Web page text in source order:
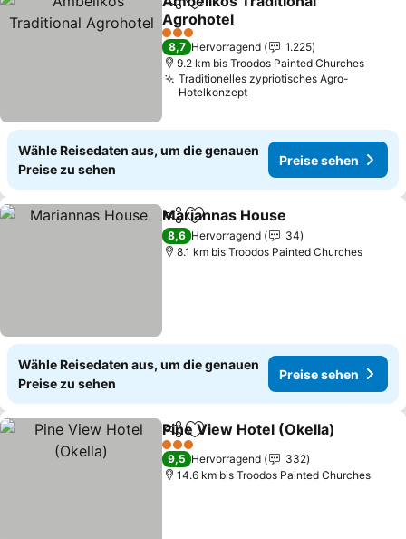
TeilenZu Favoriten hinzufügen
Agrohotel
Preise sehen
3 Sterne
8,7 Hervorragend
1.225
9.2 km bis Troodos Painted Churches
Traditionelles zypriotisches Agro-
Hotelkonzept
Wähle Reisedaten aus, um die genauen
Preise zu sehen
Preise sehen
TeilenZu Favoriten hinzufügen
Mariannas House
8,6 Hervorragend
34
8.1 km bis Troodos Painted Churches
Wähle Reisedaten aus, um die genauen
Preise zu sehen
Preise sehen
TeilenZu Favoriten hinzufügen
Pine View Hotel (Okella)
3 Sterne
9,5 Hervorragend
332
14.6 km bis Troodos Painted Churches